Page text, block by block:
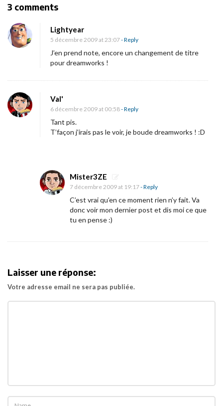
3 commentsO
«
M
t
e
r
d
o
b
e
»
Lightyear
5 décembre 2009 at 23:07- Reply
J’en prend note, encore un changement de titre
pour dreamworks !
Val'
6 décembre 2009 at 00:58- Reply
Tant pis.
T’façon j’irais pas le voir, je boude dreamworks ! :D
Mister3ZE
7 décembre 2009 at 19:17- Reply
C’est vrai qu’en ce moment rien n’y fait. Va
donc voir mon dernier post et dis moi ce que
tu en pense :)
Laisser une réponse:
Votre adresse email ne sera pas publiée.